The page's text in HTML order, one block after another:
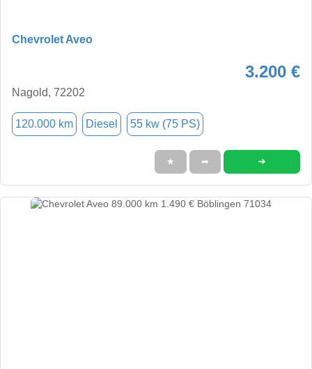
Chevrolet Aveo
3.200 €
Nagold, 72202
120.000 km Diesel 55 kw (75 PS)
★ ➦ ➜